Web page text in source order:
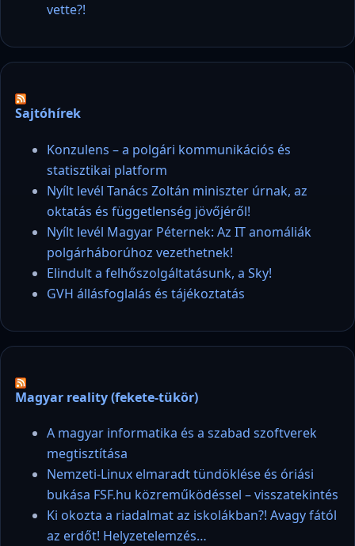
vette?!
Sajtóhírek
Konzulens – a polgári kommunikációs és
statisztikai platform
Nyílt levél Tanács Zoltán miniszter úrnak, az
oktatás és függetlenség jövőjéről!
Nyílt levél Magyar Péternek: Az IT anomáliák
polgárháborúhoz vezethetnek!
Elindult a felhőszolgáltatásunk, a Sky!
GVH állásfoglalás és tájékoztatás
Magyar reality (fekete-tükör)
A magyar informatika és a szabad szoftverek
megtisztítása
Nemzeti-Linux elmaradt tündöklése és óriási
bukása FSF.hu közreműködéssel – visszatekintés
Ki okozta a riadalmat az iskolákban?! Avagy fától
az erdőt! Helyzetelemzés…